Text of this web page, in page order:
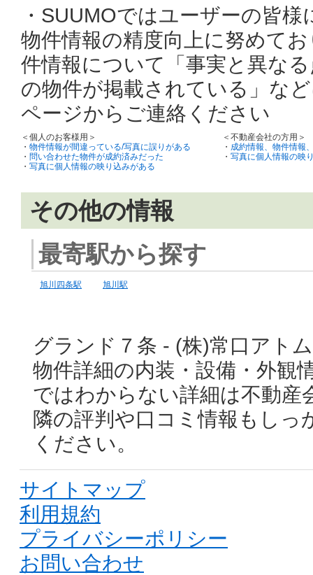
・SUUMOではユーザーの皆
物件情報の精度向上に努めて
件情報について「事実と異な
の物件が掲載されている」な
ページからご連絡ください
＜個人のお客様用＞
・ 物件情報が間違っている/写真に誤りがある
・ 問い合わせた物件が成約済みだった
・ 写真に個人情報の映り込みがある
＜不動産会社の方用＞
・ 成約情報、物件情報
・ 写真に個人情報の映
その他の情報
最寄駅から探す
旭川四条駅 旭川駅
グランド７条 - (株)常口アト
物件詳細の内装・設備・外観
ではわからない詳細は不動産
隣の評判や口コミ情報もしっ
ください。
サイトマップ
利用規約
プライバシーポリシー
お問い合わせ